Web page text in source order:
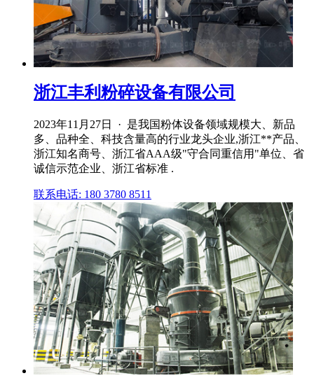
浙江丰利粉碎设备有限公司
2023年11月27日 · 是我国粉体设备领域规模大、新品
多、品种全、科技含量高的行业龙头企业,浙江**产品、
浙江知名商号、浙江省AAA级"守合同重信用"单位、省
诚信示范企业、浙江省标准 .
联系电话: 180 3780 8511